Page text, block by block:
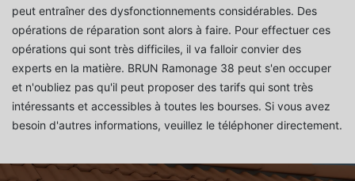
peut entraîner des dysfonctionnements considérables. Des
opérations de réparation sont alors à faire. Pour effectuer ces
opérations qui sont très difficiles, il va falloir convier des
experts en la matière. BRUN Ramonage 38 peut s'en occuper
et n'oubliez pas qu'il peut proposer des tarifs qui sont très
intéressants et accessibles à toutes les bourses. Si vous avez
besoin d'autres informations, veuillez le téléphoner directement.